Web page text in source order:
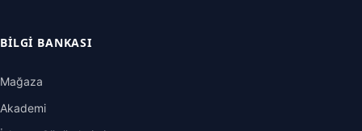
BILGI BANKASI
Mağaza
Akademi